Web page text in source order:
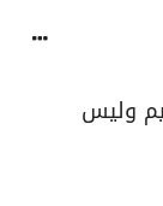
وليس